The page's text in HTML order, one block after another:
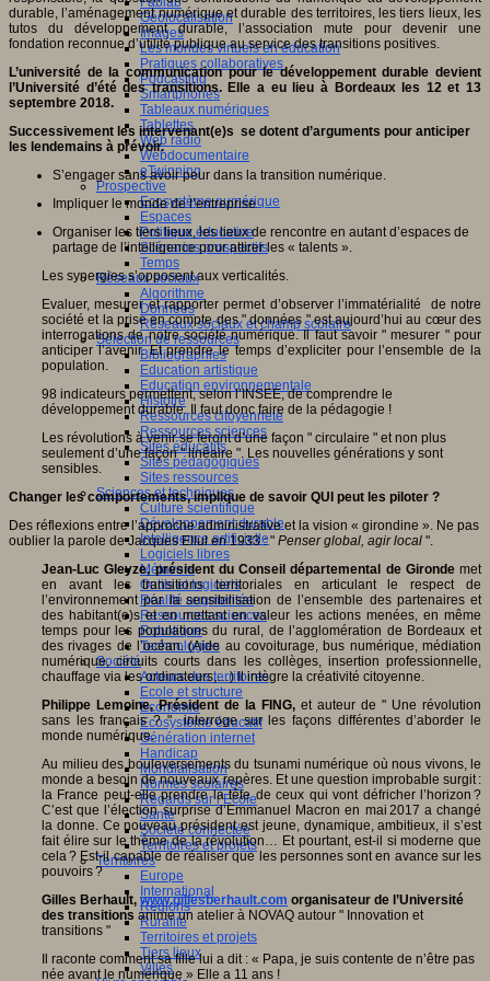
Géolocalisation
Images
Les mondes virtuels en éducation
Pratiques collaboratives
Podcasting
Smartphones
Tableaux numériques
Tablettes
Web radio
Webdocumentaire
eTwinning
Prospective
Ecosystème numérique
Espaces
Politique éducative
Scénarios prospectifs
Temps
Réseaux sociaux
Algorithme
Données
Réseaux sociaux et champ scolaire
Sélection de ressources
Bibliographies
Education artistique
Education environnementale
Histoire
Ressources citoyenneté
Ressources sciences
Sites éducatifs
Sites pédagogiques
Sites ressources
Sciences et techniques
Culture scientifique
Développement durable
Intelligence artificielle
Logiciels libres
Métavers
Outils et logiciels
Réalité augmentée
Ressources sciences
Robotique
Technologies
Société
Acteurs des territoires
Ecole et structure
Economie
Ecosystème éducatif
Génération internet
Handicap
Mondialisation
Normes scolaires
Regards sur l’Ecole
Santé
Société connectée
Territoires et projets
Territoires
Europe
International
Régions
Ruralité
Territoires et projets
Tiers lieux
Villes
durable, l’aménagement numérique et durable des territoires, les tiers lieux, les
tutos du développement durable, l’association mute pour devenir une
fondation reconnue d’utilité publique au service des transitions positives.
L’université de la communication pour le développement durable devient
l’Université d’été des transitions. Elle a eu lieu à Bordeaux les 12 et 13
septembre 2018.
Successivement les intervenant(e)s se dotent d’arguments pour anticiper
les lendemains à prévoir.
S’engager sans avoir peur dans la transition numérique.
Impliquer le monde de l’entreprise
Organiser les tiers lieux, les lieux de rencontre en autant d’espaces de
partage de l’intelligence pour attirer les « talents ».
Les synergies s’opposent aux verticalités.
Evaluer, mesurer et rapporter permet d’observer l’immatérialité de notre
société et la prise en compte des " données " est aujourd’hui au cœur des
interrogations de notre société numérique. Il faut savoir " mesurer " pour
anticiper l’avenir. Et prendre le temps d’expliciter pour l’ensemble de la
population.
98 indicateurs permettent, selon l’INSEE, de comprendre le
développement durable. Il faut donc faire de la pédagogie !
Les révolutions à venir se feront d’une façon " circulaire " et non plus
seulement d’une façon " linéaire ". Les nouvelles générations y sont
sensibles.
Changer les comportements, implique de savoir QUI peut les piloter ?
Des réflexions entre l’approche administrative et la vision « girondine ». Ne pas
oublier la parole de Jacques Ellul en 1933 : " Penser global, agir local ".
Jean-Luc Gleyze, président du Conseil départemental de Girondemet
en avant les transitions territoriales en articulant le respect de
l’environnement par la sensibilisation de l’ensemble des partenaires et
des habitant(e)s et en mettant en valeur les actions menées, en même
temps pour les populations du rural, de l’agglomération de Bordeaux et
des rivages de l’océan. (Aide au covoiturage, bus numérique, médiation
numérique, circuits courts dans les collèges, insertion professionnelle,
chauffage via les ordinateurs,…) Il intègre la créativité citoyenne.
Philippe Lemoine, Président de la FING, et auteur de " Une révolution
sans les français ? " interroge sur les façons différentes d’aborder le
monde numérique.
Au milieu des bouleversements du tsunami numérique où nous vivons, le
monde a besoin de nouveaux repères. Et une question improbable surgit :
la France peut-elle prendre la tête de ceux qui vont défricher l’horizon ?
C’est que l’élection surprise d’Emmanuel Macron en mai 2017 a changé
la donne. Ce nouveau président est jeune, dynamique, ambitieux, il s’est
fait élire sur le thème de la révolution… Et pourtant, est-il si moderne que
cela ? Est-il capable de réaliser que les personnes sont en avance sur les
pouvoirs ?
Gilles Berhault, www.gillesberhault.com organisateur de l’Université
des transitions anime un atelier à NOVAQ autour " Innovation et
transitions "
Il raconte comment sa fille lui a dit : « Papa, je suis contente de n’être pas
née avant le numérique » Elle a 11 ans !